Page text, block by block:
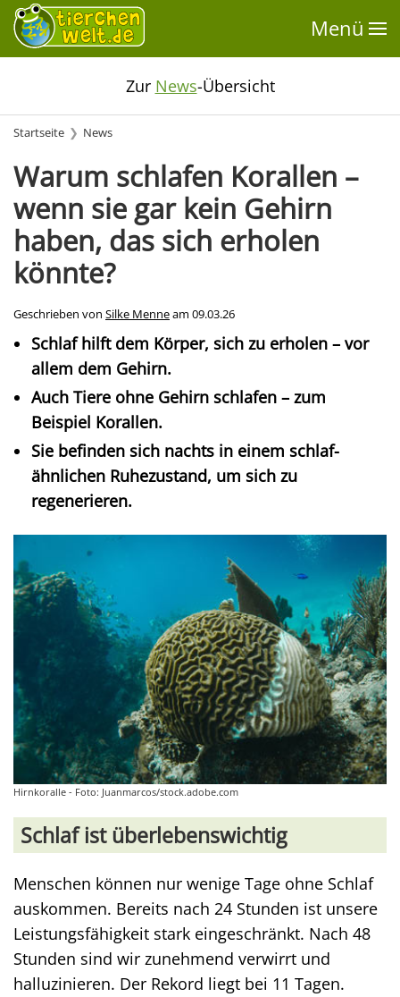
Menü
Zur News-Übersicht
Startseite News
Warum schlafen Korallen –
wenn sie gar kein Gehirn
haben, das sich erholen
könnte?
Geschrieben von Silke Menneam 09.03.26
Schlaf hilft dem Körper, sich zu erholen – vor
allem dem Gehirn.
Auch Tiere ohne Gehirn schlafen – zum
Beispiel Korallen.
Sie befinden sich nachts in einem schlaf-
ähnlichen Ruhezustand, um sich zu
regenerieren.
Hirnkoralle - Foto: Juanmarcos/stock.adobe.com
Schlaf ist überlebenswichtig
Menschen können nur wenige Tage ohne Schlaf
auskommen. Bereits nach 24 Stunden ist unsere
Leistungsfähigkeit stark eingeschränkt. Nach 48
Stunden sind wir zunehmend verwirrt und
halluzinieren. Der Rekord liegt bei 11 Tagen.